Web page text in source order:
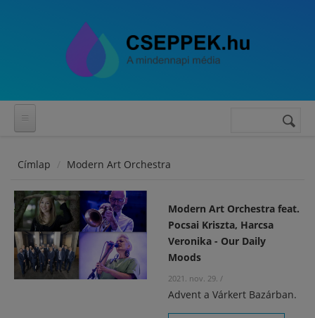
Keresés
Címlap Modern Art Orchestra
Modern Art Orchestra feat.
Pocsai Kriszta, Harcsa
Veronika - Our Daily
Moods
2021. nov. 29. /
Advent a Várkert Bazárban.